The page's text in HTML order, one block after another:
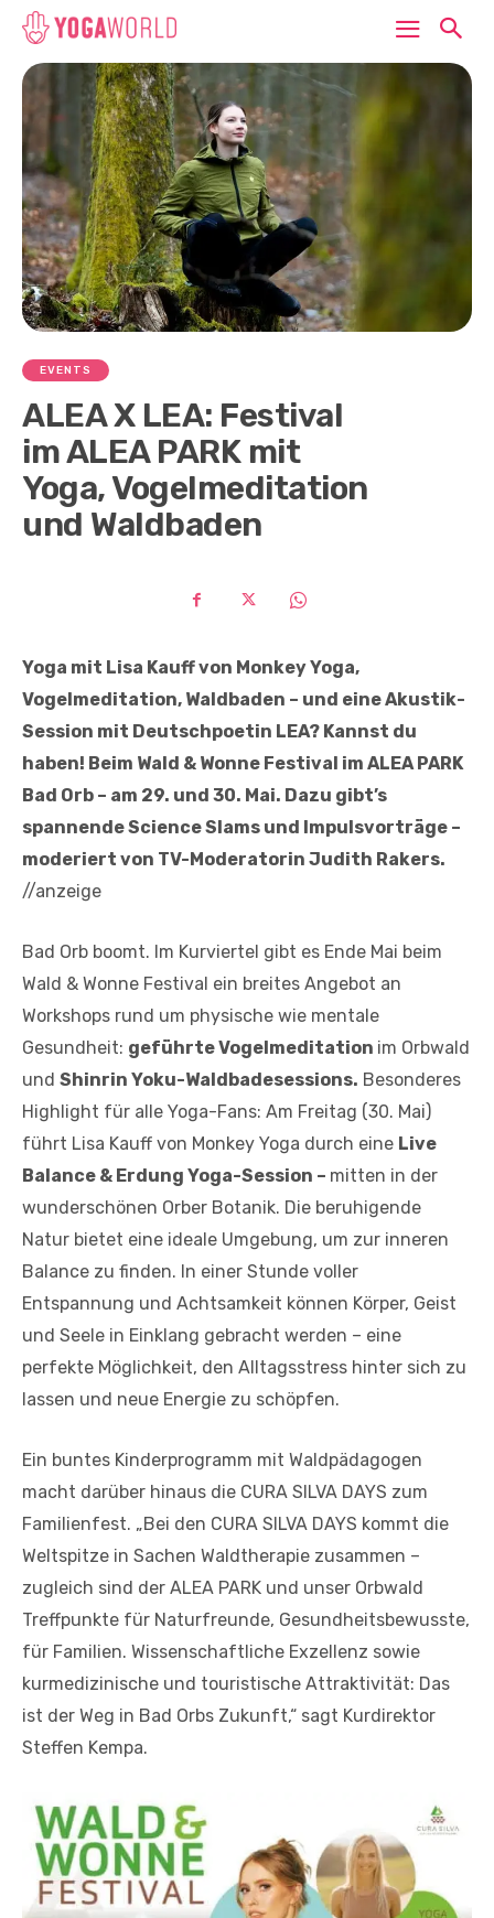
EVENTS
ALEA X LEA: Festival
im ALEA PARK mit
Yoga, Vogelmeditation
und Waldbaden
Yoga mit Lisa Kauff von Monkey Yoga,
Vogelmeditation, Waldbaden – und eine Akustik-
Session mit Deutschpoetin LEA? Kannst du
haben! Beim Wald & Wonne Festival im ALEA PARK
Bad Orb – am 29. und 30. Mai. Dazu gibt’s
spannende Science Slams und Impulsvorträge –
moderiert von TV-Moderatorin Judith Rakers.
//anzeige
Bad Orb boomt. Im Kurviertel gibt es Ende Mai beim
Wald & Wonne Festival ein breites Angebot an
Workshops rund um physische wie mentale
Gesundheit: geführte Vogelmeditation im Orbwald
und Shinrin Yoku-Waldbadesessions. Besonderes
Highlight für alle Yoga-Fans: Am Freitag (30. Mai)
führt Lisa Kauff von Monkey Yoga durch eine Live
Balance & Erdung Yoga-Session – mitten in der
wunderschönen Orber Botanik. Die beruhigende
Natur bietet eine ideale Umgebung, um zur inneren
Balance zu finden. In einer Stunde voller
Entspannung und Achtsamkeit können Körper, Geist
und Seele in Einklang gebracht werden – eine
perfekte Möglichkeit, den Alltagsstress hinter sich zu
lassen und neue Energie zu schöpfen.
Ein buntes Kinderprogramm mit Waldpädagogen
macht darüber hinaus die CURA SILVA DAYS zum
Familienfest. „Bei den CURA SILVA DAYS kommt die
Weltspitze in Sachen Waldtherapie zusammen –
zugleich sind der ALEA PARK und unser Orbwald
Treffpunkte für Naturfreunde, Gesundheitsbewusste,
für Familien. Wissenschaftliche Exzellenz sowie
kurmedizinische und touristische Attraktivität: Das
ist der Weg in Bad Orbs Zukunft,“ sagt Kurdirektor
Steffen Kempa.